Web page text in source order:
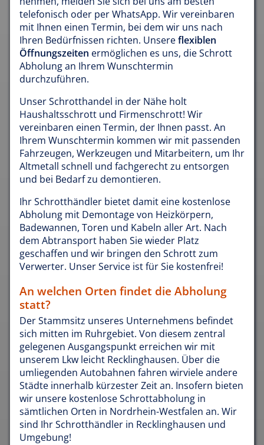
telefonisch oder per WhatsApp. Wir vereinbaren
mit Ihnen einen Termin, bei dem wir uns nach
Ihren Bedürfnissen richten. Unsereflexiblen
Öffnungszeiten ermöglichen es uns, die Schrott
Abholung an Ihrem Wunschtermin
durchzuführen.
Unser Schrotthandel in der Nähe holt
Haushaltsschrott und Firmenschrott! Wir
vereinbaren einen Termin, der Ihnen passt. An
Ihrem Wunschtermin kommen wir mit passenden
Fahrzeugen, Werkzeugen und Mitarbeitern, um Ihr
Altmetall schnell und fachgerecht zu entsorgen
und bei Bedarf zu demontieren.
Ihr Schrotthändler bietet damit eine kostenlose
Abholung mit Demontage von Heizkörpern,
Badewannen, Toren und Kabeln aller Art. Nach
dem Abtransport haben Sie wieder Platz
geschaffen und wir bringen den Schrott zum
Verwerter. Unser Service ist für Sie kostenfrei!
An welchen Orten findet die Abholung
statt?
Der Stammsitz unseres Unternehmens befindet
sich mitten im Ruhrgebiet. Von diesem zentral
gelegenen Ausgangspunkt erreichen wir mit
unserem Lkw leicht Recklinghausen. Über die
umliegenden Autobahnen fahren wirviele andere
Städte innerhalb kürzester Zeit an. Insofern bieten
wir unsere kostenlose Schrottabholung in
sämtlichen Orten in Nordrhein-Westfalen an. Wir
sind Ihr Schrotthändler in Recklinghausen und
Umgebung!